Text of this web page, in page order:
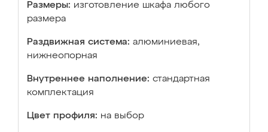
Размеры: изготовление шкафа любого
размера
Раздвижная система: алюминиевая,
нижнеопорная
Внутреннее наполнение: стандартная
комплектация
Цвет профиля: на выбор